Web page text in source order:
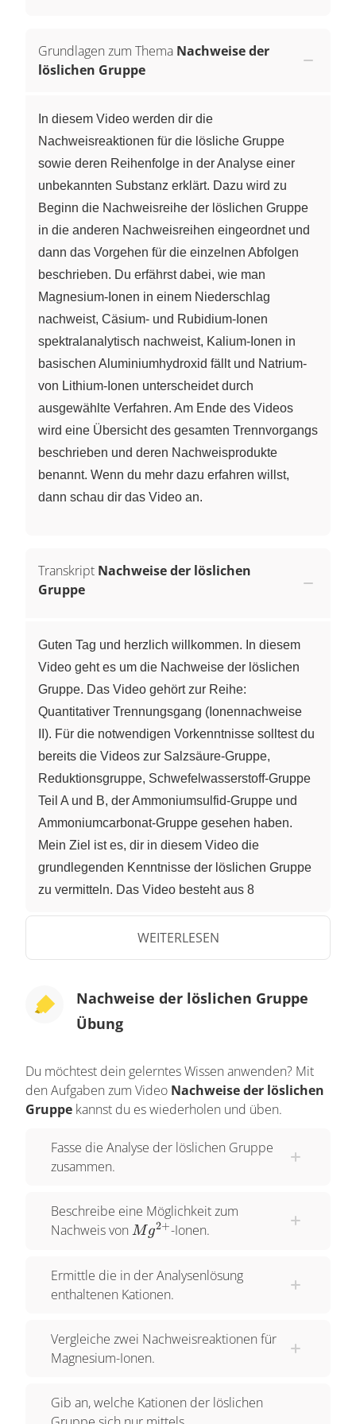
Grundlagen zum Thema Nachweise der
löslichen Gruppe
In diesem Video werden dir die
Nachweisreaktionen für die lösliche Gruppe
sowie deren Reihenfolge in der Analyse einer
unbekannten Substanz erklärt. Dazu wird zu
Beginn die Nachweisreihe der löslichen Gruppe
in die anderen Nachweisreihen eingeordnet und
dann das Vorgehen für die einzelnen Abfolgen
beschrieben. Du erfährst dabei, wie man
Magnesium-Ionen in einem Niederschlag
nachweist, Cäsium- und Rubidium-Ionen
spektralanalytisch nachweist, Kalium-Ionen in
basischen Aluminiumhydroxid fällt und Natrium-
von Lithium-Ionen unterscheidet durch
ausgewählte Verfahren. Am Ende des Videos
wird eine Übersicht des gesamten Trennvorgangs
beschrieben und deren Nachweisprodukte
benannt. Wenn du mehr dazu erfahren willst,
dann schau dir das Video an.
Transkript Nachweise der löslichen
Gruppe
Guten Tag und herzlich willkommen. In diesem
Video geht es um die Nachweise der löslichen
Gruppe. Das Video gehört zur Reihe:
Quantitativer Trennungsgang (Ionennachweise
II). Für die notwendigen Vorkenntnisse solltest du
bereits die Videos zur Salzsäure-Gruppe,
Reduktionsgruppe, Schwefelwasserstoff-Gruppe
Teil A und B, der Ammoniumsulfid-Gruppe und
Ammoniumcarbonat-Gruppe gesehen haben.
Mein Ziel ist es, dir in diesem Video die
grundlegenden Kenntnisse der löslichen Gruppe
zu vermitteln. Das Video besteht aus 8
Nachweis von Magnesium 3. Fällung mit
Perchlorsäure 4. Nachweise von Kalium,
und Natrium 6. Nachweis über Lithium 7.
Nachweis von Natrium 8. Überblick 1. Wo sind
Reihenfolge der Trennungsgruppen erinnern.
Gestartet sind wir mit der Salzsäure-Gruppe. Aus
deren Filtrat hat sich die Reduktionsgruppe
in der Schwefelwasserstoff-Gruppe verarbeitet.
sind wir bei der löslichen Gruppe angelangt. Zur
einer Kationentrennung zu tun. Zur löslichen
Gruppe gehören all jene Elemente, die mit den
Niederschläge bilden. Dabei handelt es sich um
Magnesium, Kalium, Rubidium, Caesium, Lithium
sehen glaubt, hat völlig recht. Die Analytik der
WEITERLESEN
Nachweise der löslichen Gruppe
Übung
Du möchtest dein gelerntes Wissen anwenden? Mit
den Aufgaben zum Video Nachweise der löslichen
Gruppe kannst du es wiederholen und üben.
Fasse die Analyse der löslichen Gruppe
zusammen.
Beschreibe eine Möglichkeit zum
Nachweis von Mg^{2+}
Mg2+-Ionen.
Ermittle die in der Analysenlösung
enthaltenen Kationen.
Vergleiche zwei Nachweisreaktionen für
Magnesium-Ionen.
Gib an, welche Kationen der löslichen